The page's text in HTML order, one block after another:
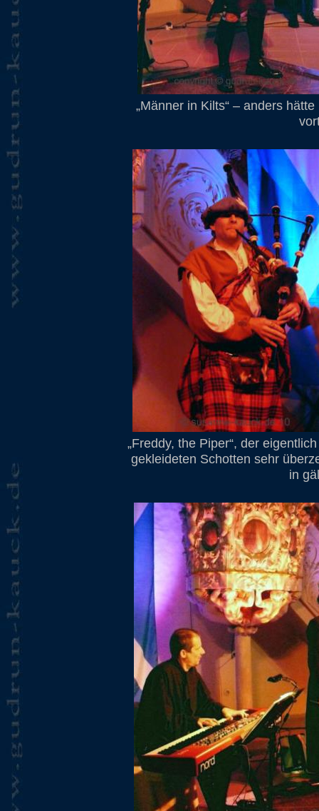
„Männer in Kilts“ – anders
„Freddy, the Piper“, der
gekleideten Schotten sehr
in